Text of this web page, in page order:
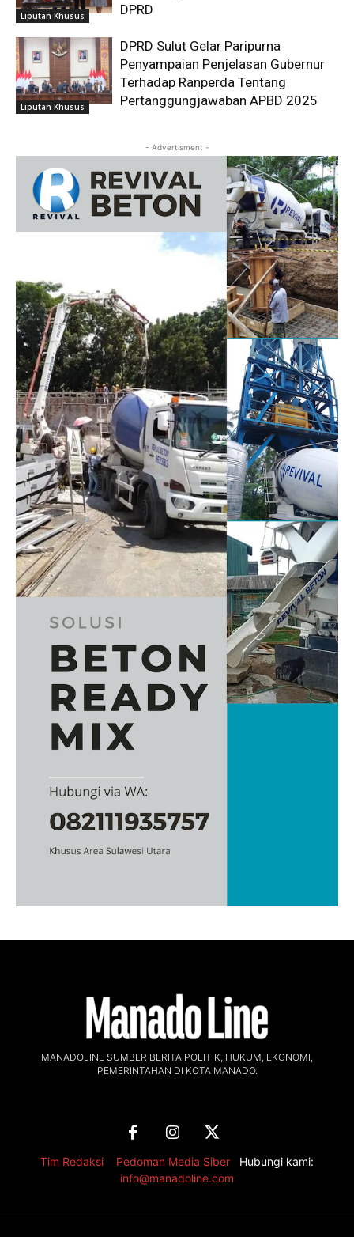
Liputan Khusus
DPRD
Liputan Khusus
DPRD Sulut Gelar Paripurna
Penyampaian Penjelasan Gubernur
Terhadap Ranperda Tentang
Pertanggungjawaban APBD 2025
- Advertisment -
MANADOLINE SUMBER BERITA POLITIK, HUKUM, EKONOMI,
PEMERINTAHAN DI KOTA MANADO.
Tim Redaksi Pedoman Media Siber
Hubungi kami:
info@manadoline.com